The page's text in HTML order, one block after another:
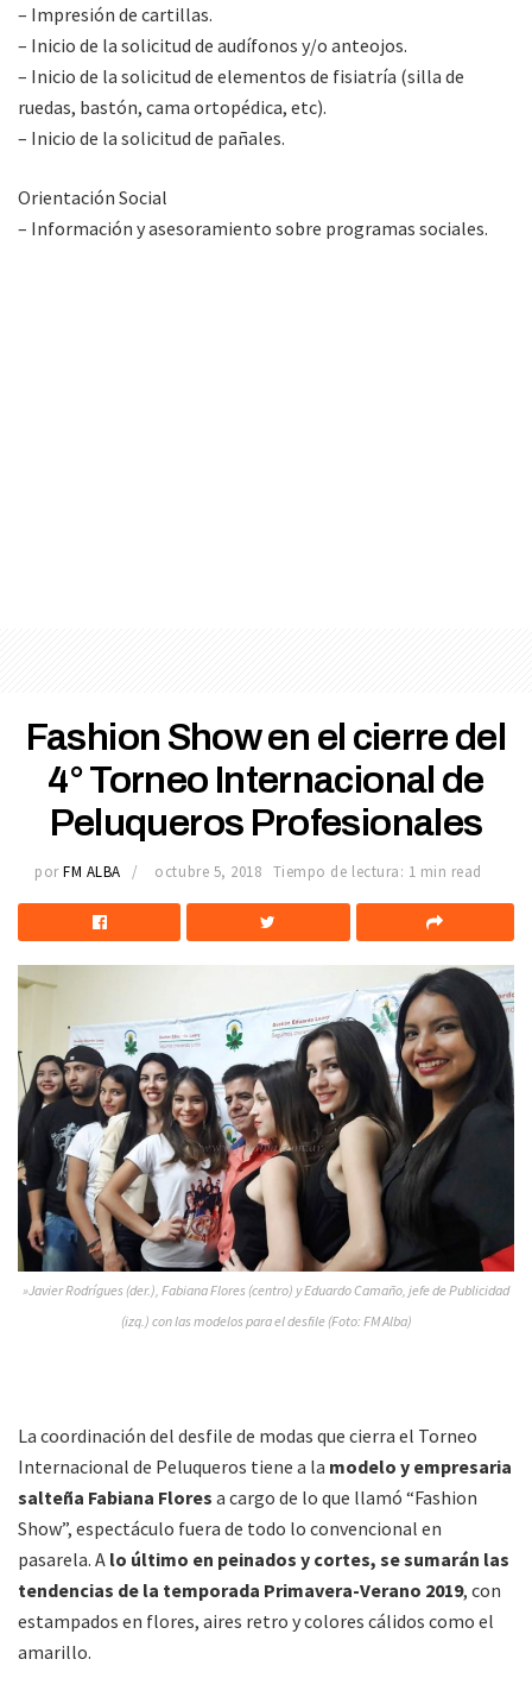
– Impresión de cartillas.
– Inicio de la solicitud de audífonos y/o anteojos.
– Inicio de la solicitud de elementos de fisiatría (silla de
ruedas, bastón, cama ortopédica, etc).
– Inicio de la solicitud de pañales.
Orientación Social
– Información y asesoramiento sobre programas sociales.
Fashion Show en el cierre del
4° Torneo Internacional de
Peluqueros Profesionales
por FM ALBA octubre 5, 2018 Tiempo de lectura: 1 min read
»Javier Rodrígues (der.), Fabiana Flores (centro) y Eduardo Camaño, jefe de Publicidad
(izq.) con las modelos para el desfile (Foto: FM Alba)
La coordinación del desfile de modas que cierra el Torneo
Internacional de Peluqueros tiene a la modelo y empresaria
salteña Fabiana Flores a cargo de lo que llamó “Fashion
Show”, espectáculo fuera de todo lo convencional en
pasarela. A lo último en peinados y cortes, se sumarán las
tendencias de la temporada Primavera-Verano 2019, con
estampados en flores, aires retro y colores cálidos como el
amarillo.